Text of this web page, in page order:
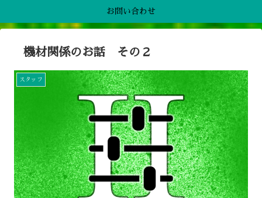
お問い合わせ
機材関係のお話 その２
スタッフ